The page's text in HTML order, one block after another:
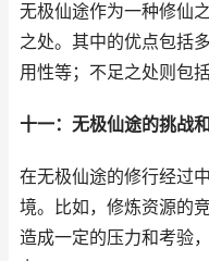
无极仙途作为一种修仙
之处。其中的优点包括
用性等；不足之处则包
十一：无极仙途的挑战
在无极仙途的修行经过
境。比如，修炼资源的
造成一定的压力和考验